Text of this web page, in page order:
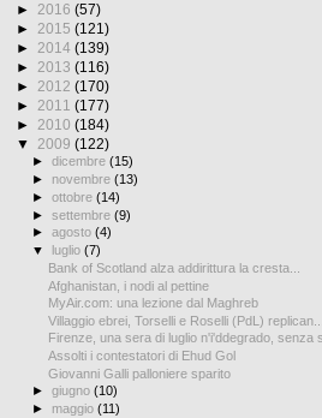
► 2016 (57)
► 2015 (121)
► 2014 (139)
► 2013 (116)
► 2012 (170)
► 2011 (177)
► 2010 (184)
▼ 2009 (122)
►dicembre(15)
► novembre(13)
►ottobre(14)
►settembre(9)
►agosto(4)
▼
luglio(7)
Bank of Scotland alza addirittura la cresta...
Afghanistan, i nodi al pettine
MyAir.com: una lezione dal Maghreb
Villaggio ebrei, Torselli e Roselli (PdL) replican...
Firenze, una sera di luglio n'i'ddegrado, senza
Assolti i contestatori di Ehud Gol
Giovanni Galli palloniere sparito
►giugno(10)
► maggio(11)